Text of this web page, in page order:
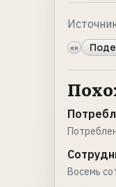
«»
Восемь